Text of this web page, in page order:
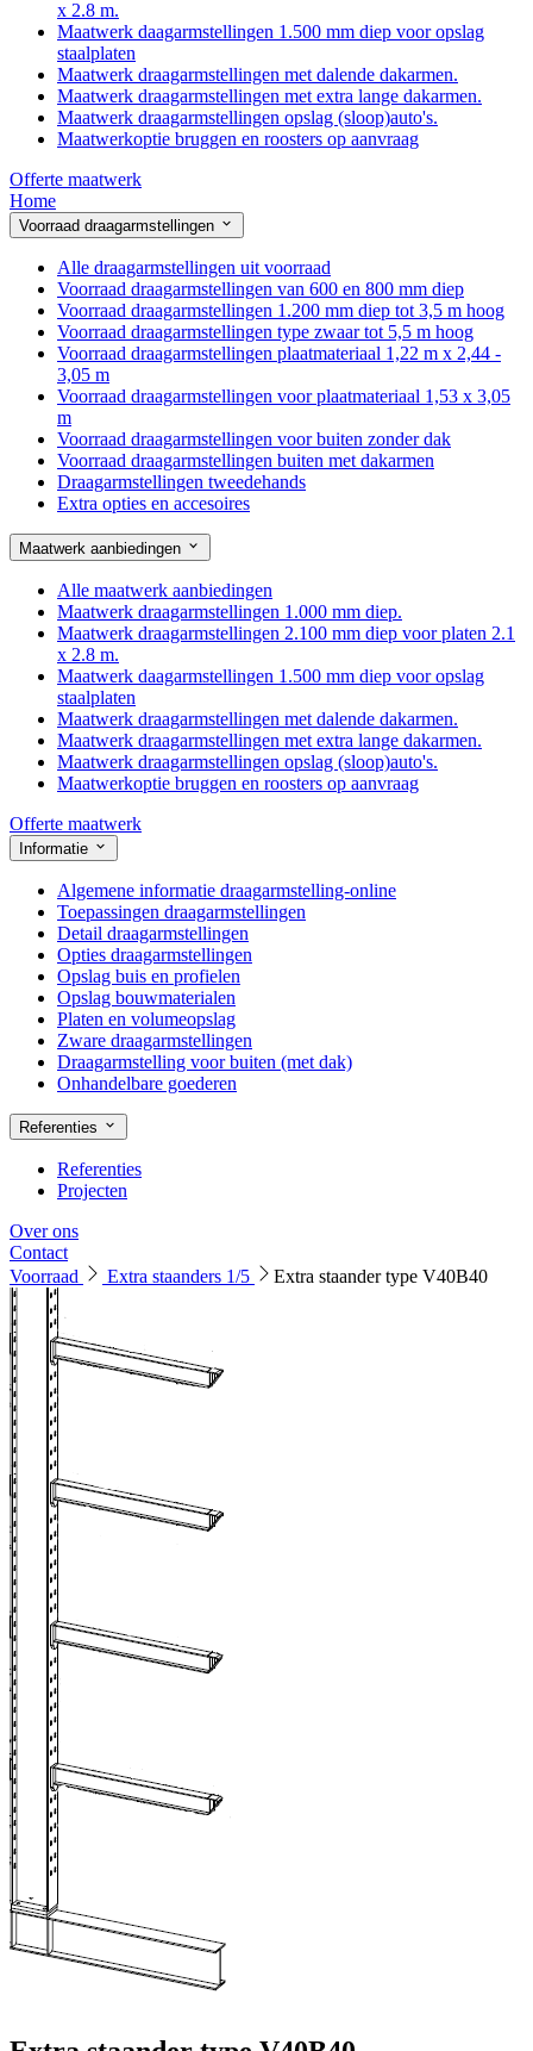
x 2.8 m.
Maatwerk daagarmstellingen 1.500 mm diep voor opslag
staalplaten
Maatwerk draagarmstellingen met dalende dakarmen.
Maatwerk draagarmstellingen met extra lange dakarmen.
Maatwerk draagarmstellingen opslag (sloop)auto's.
Maatwerkoptie bruggen en roosters op aanvraag
Offerte maatwerk
Home
Voorraad draagarmstellingen
Alle draagarmstellingen uit voorraad
Voorraad draagarmstellingen van 600 en 800 mm diep
Voorraad draagarmstellingen 1.200 mm diep tot 3,5 m hoog
Voorraad draagarmstellingen type zwaar tot 5,5 m hoog
Voorraad draagarmstellingen plaatmateriaal 1,22 m x 2,44 -
3,05 m
Voorraad draagarmstellingen voor plaatmateriaal 1,53 x 3,05
m
Voorraad draagarmstellingen voor buiten zonder dak
Voorraad draagarmstellingen buiten met dakarmen
Draagarmstellingen tweedehands
Extra opties en accesoires
Maatwerk aanbiedingen
Alle maatwerk aanbiedingen
Maatwerk draagarmstellingen 1.000 mm diep.
Maatwerk draagarmstellingen 2.100 mm diep voor platen 2.1
x 2.8 m.
Maatwerk daagarmstellingen 1.500 mm diep voor opslag
staalplaten
Maatwerk draagarmstellingen met dalende dakarmen.
Maatwerk draagarmstellingen met extra lange dakarmen.
Maatwerk draagarmstellingen opslag (sloop)auto's.
Maatwerkoptie bruggen en roosters op aanvraag
Offerte maatwerk
Informatie
Algemene informatie draagarmstelling-online
Toepassingen draagarmstellingen
Detail draagarmstellingen
Opties draagarmstellingen
Opslag buis en profielen
Opslag bouwmaterialen
Platen en volumeopslag
Zware draagarmstellingen
Draagarmstelling voor buiten (met dak)
Onhandelbare goederen
Referenties
Referenties
Projecten
Over ons
Contact
Voorraad
Extra staanders 1/5 Extra staander type V40B40